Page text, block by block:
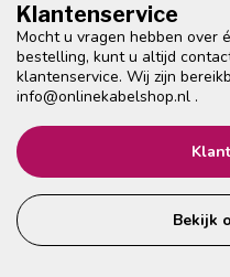
Klantenservice
Mocht u vragen hebben over
bestelling, kunt u altijd
klantenservice. Wij zijn
info@onlinekabelshop.nl .
Bekijk